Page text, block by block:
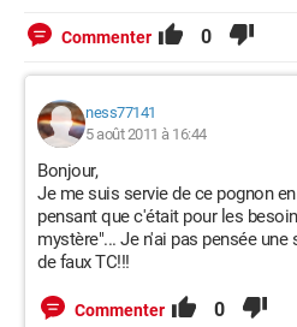
Commenter 0
ness77141
5 août 2011 à 16:44
Bonjour,
Je me suis servie de ce pognon
pensant que c'était pour les
mystère"... Je n'ai pas pensée
de faux TC!!!
Commenter 0